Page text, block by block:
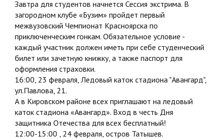
Завтра для студентов начнется Сессия экстрима. В
загородном клубе «Бузим» пройдет первый
межвузовский Чемпионат Красноярска по
приключенческим гонкам. Обязательное условие -
каждый участник должен иметь при себе студенческий
билет или зачетную книжку, а также паспорт для
оформления страховки.
16:00, 23 февраля, Ледовый каток стадиона "Авангард",
ул.Павлова, 21.
А в Кировском районе всех приглашают на ледовый
каток стадиона «Авангард». Вход в честь Дня
защитника Отечества для всех бесплатный!
12:00-15:00 , 24 февраля, остров Татышев.